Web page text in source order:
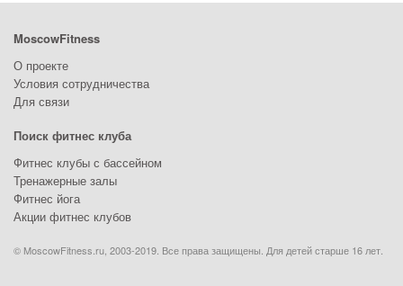
MoscowFitness
О проекте
Условия сотрудничества
Для связи
Поиск фитнес клуба
Фитнес клубы с бассейном
Тренажерные залы
Фитнес йога
Акции фитнес клубов
© MoscowFitness.ru, 2003-2019. Все права защищены. Для детей старше 16 лет.